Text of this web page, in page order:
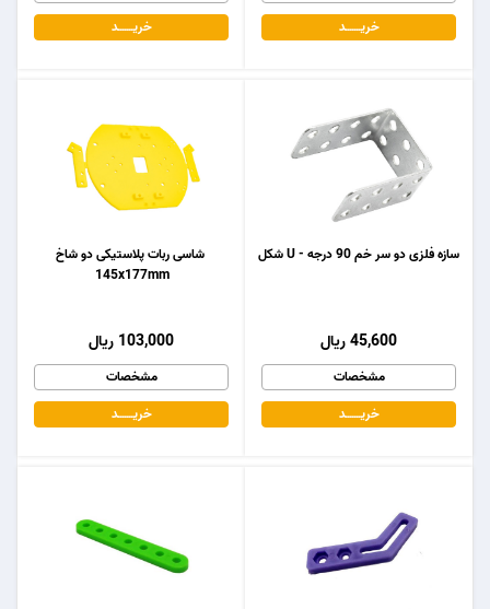
خریـــــــد خریـــــــد
شاسی ربات پلاستیکی دو شاخ
145x177mm
103,000 ریال
مشخصات
خریـــــــد
سازه فلزی دو سر خم 90 درجه - U شکل
45,600 ریال
مشخصات
خریـــــــد